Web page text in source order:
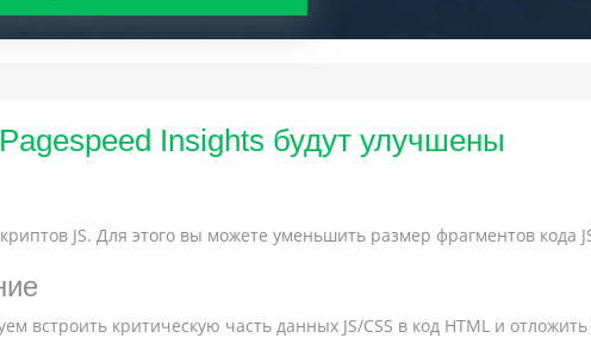
Insights будут улучшены
JS. Для этого вы можете уменьшить размер фрагментов кода
критическую часть данных JS/CSS в код HTML и отложить